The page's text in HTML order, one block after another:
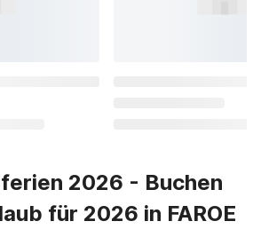
2026 - Buchen
für 2026 in FAROE